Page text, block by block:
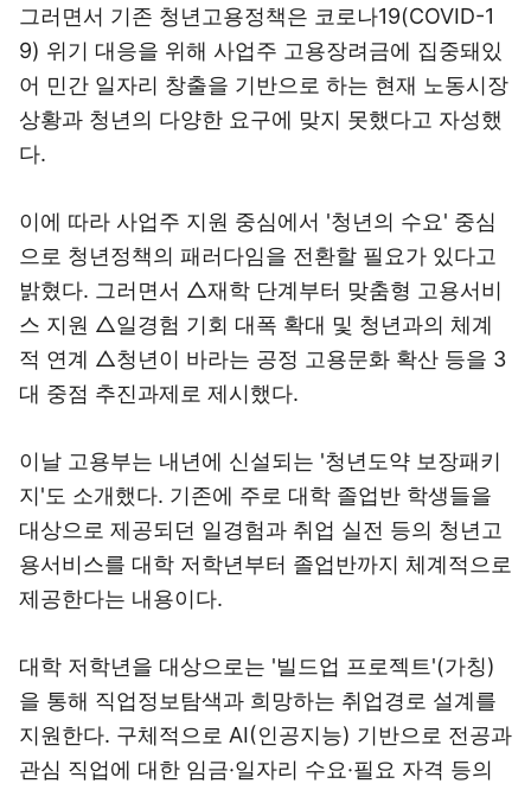
그러면서 기존 청년고용정책은 코로나19(COVID-1
9) 위기 대응을 위해 사업주 고용장려금에 집중돼있
어 민간 일자리 창출을 기반으로 하는 현재 노동시장
상황과 청년의 다양한 요구에 맞지 못했다고 자성했
다.
이에 따라 사업주 지원 중심에서 '청년의 수요' 중심
으로 청년정책의 패러다임을 전환할 필요가 있다고
밝혔다. 그러면서 △재학 단계부터 맞춤형 고용서비
스 지원 △일경험 기회 대폭 확대 및 청년과의 체계
적 연계 △청년이 바라는 공정 고용문화 확산 등을 3
대 중점 추진과제로 제시했다.
이날 고용부는 내년에 신설되는 '청년도약 보장패키
지'도 소개했다. 기존에 주로 대학 졸업반 학생들을
대상으로 제공되던 일경험과 취업 실전 등의 청년고
용서비스를 대학 저학년부터 졸업반까지 체계적으로
제공한다는 내용이다.
대학 저학년을 대상으로는 '빌드업 프로젝트'(가칭)
을 통해 직업정보탐색과 희망하는 취업경로 설계를
지원한다. 구체적으로 AI(인공지능) 기반으로 전공과
관심 직업에 대한 임금·일자리 수요·필요 자격 등의